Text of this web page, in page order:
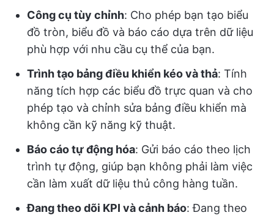
Công cụ tùy chỉnh: Cho phép bạn tạo biểu
đồ tròn, biểu đồ và báo cáo dựa trên dữ liệu
phù hợp với nhu cầu cụ thể của bạn.
Trình tạo bảng điều khiển kéo và thả: Tính
năng tích hợp các biểu đồ trực quan và cho
phép tạo và chỉnh sửa bảng điều khiển mà
không cần kỹ năng kỹ thuật.
Báo cáo tự động hóa: Gửi báo cáo theo lịch
trình tự động, giúp bạn không phải làm việc
cần làm xuất dữ liệu thủ công hàng tuần.
Đang theo dõi KPI và cảnh báo: Đang theo